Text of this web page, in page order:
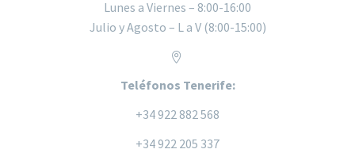
Lunes a Viernes – 8:00-16:00
Julio y Agosto – L a V (8:00-15:00)


Teléfonos Tenerife:
+34 922 882 568
+34 922 205 337